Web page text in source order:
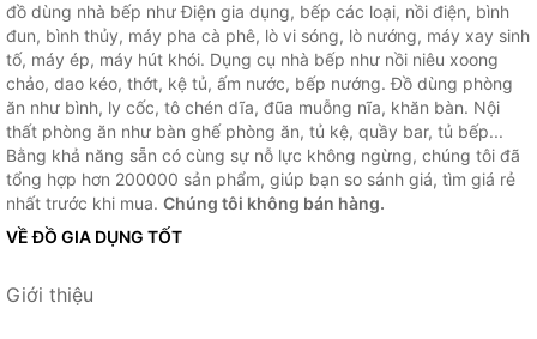
đồ dùng nhà bếp như Điện gia dụng, bếp các loại, nồi điện, bình
đun, bình thủy, máy pha cà phê, lò vi sóng, lò nướng, máy xay sinh
tố, máy ép, máy hút khói. Dụng cụ nhà bếp như nồi niêu xoong
chảo, dao kéo, thớt, kệ tủ, ấm nước, bếp nướng. Đồ dùng phòng
ăn như bình, ly cốc, tô chén dĩa, đũa muỗng nĩa, khăn bàn. Nội
thất phòng ăn như bàn ghế phòng ăn, tủ kệ, quầy bar, tủ bếp...
Bằng khả năng sẵn có cùng sự nỗ lực không ngừng, chúng tôi đã
tổng hợp hơn 200000 sản phẩm, giúp bạn so sánh giá, tìm giá rẻ
nhất trước khi mua. Chúng tôi không bán hàng.
VỀ ĐỒ GIA DỤNG TỐT
Giới thiệu